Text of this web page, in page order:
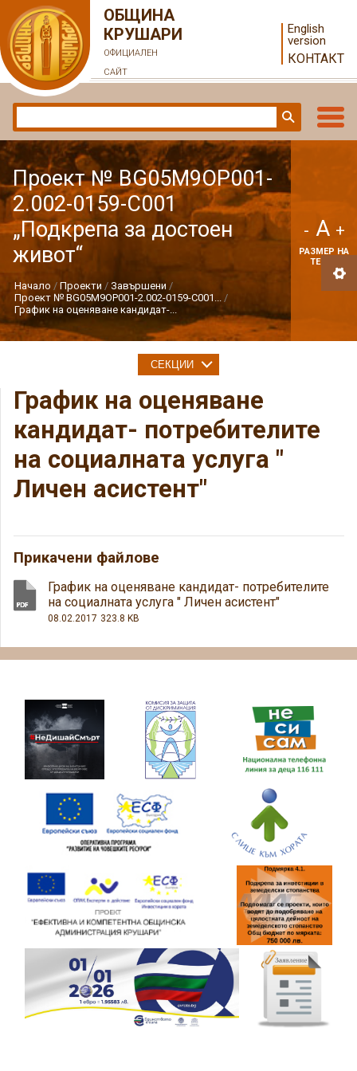
ОБЩИНА
КРУШАРИ
ОФИЦИАЛЕН
САЙТ
English
version
КОНТАКТ
Проект № BG05M9OP001-
2.002-0159-С001
„Подкрепа за достоен
живот“
Начало Проекти
Завършени
Проект № BG05M9OP001-2.002-0159-С001...
График на оценяване кандидат-...
- A +
РАЗМЕР НА
ТЕКСТ
График на оценяване
кандидат- потребителите
на социалната услуга "
Личен асистент"
Прикачени файлове
График на оценяване кандидат- потребителите
на социалната услуга " Личен асистент"
08.02.2017 323.8 KB
СЕКЦИИ